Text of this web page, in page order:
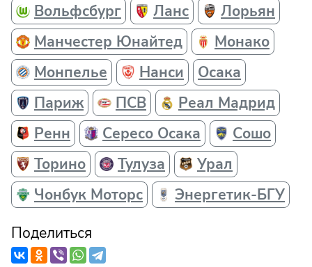
Вольфсбург
Ланс
Лорьян
Манчестер Юнайтед
Монако
Монпелье
Нанси
Осака
Париж
ПСВ
Реал Мадрид
Ренн
Сересо Осака
Сошо
Торино
Тулуза
Урал
Чонбук Моторс
Энергетик-БГУ
Поделиться